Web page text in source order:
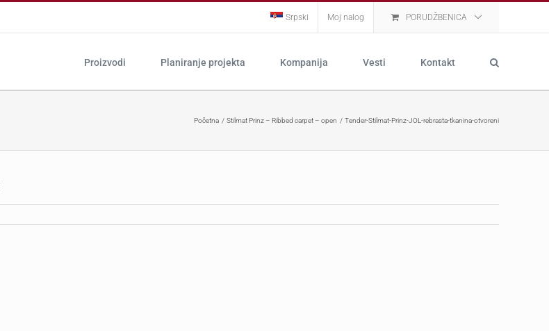
Srpski Moj nalog PORUDŽBENICA
Proizvodi Planiranje projekta Kompanija Vesti Kontakt
Početna Stilmat Prinz – Ribbed carpet – open Tender-Stilmat-Prinz-JOL-rebrasta-tkanina-otvoreni